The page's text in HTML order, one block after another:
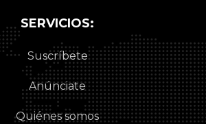
SERVICIOS:
Suscríbete
Anúnciate
Quiénes somos